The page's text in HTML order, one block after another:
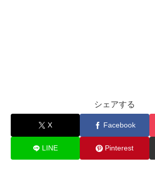
シェアする
X Facebook
LINE Pinterest